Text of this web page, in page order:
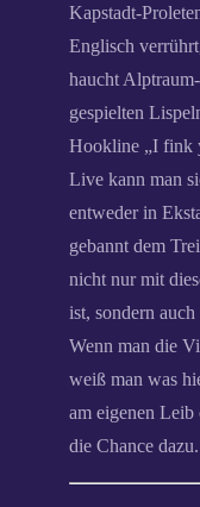
Kapstadt-
Englisch
haucht
gespielten
Hookline „I fink
Live kann man
entweder in
gebannt dem
nicht nur mit
ist, sondern
Wenn man die
weiß man was
am eigenen
die Chance dazu.